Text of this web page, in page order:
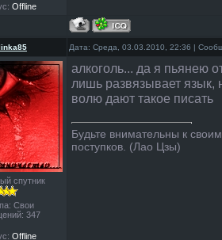
Offline
Дата: Среда, 03.03.2010, 22:36 |
спутник
Свои
347
Offline
алкоголь... да я пьянею
лишь развязывает язык,
волю дают такое писать
Будьте внимательны к
поступков. (Лао Цзы)